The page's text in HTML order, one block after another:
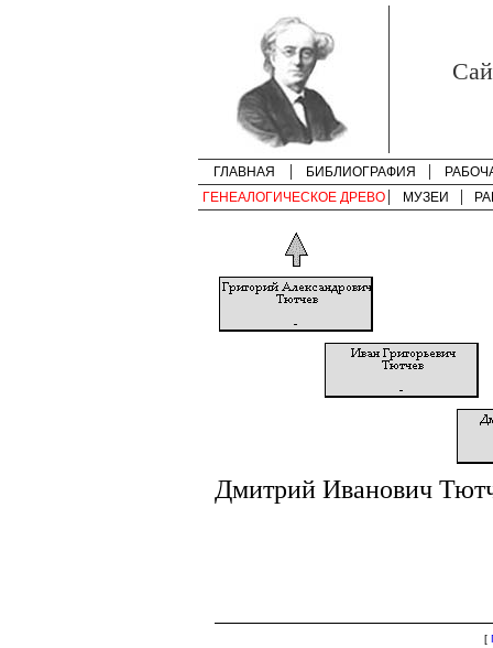
ГЛАВНАЯ БИБЛИОГРАФИЯ
ГЕНЕАЛОГИЧЕСКОЕ ДРЕВО
МУЗЕИ
Дмитрий Иванович
[